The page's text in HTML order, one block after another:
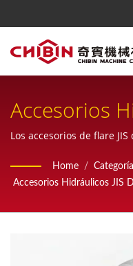
Accesorios
30° Flare
Los accesorios de flare
(Machos JIS x Macho PT/
JIS).
Home / Categoría
Accesorios Hidráulicos JIS